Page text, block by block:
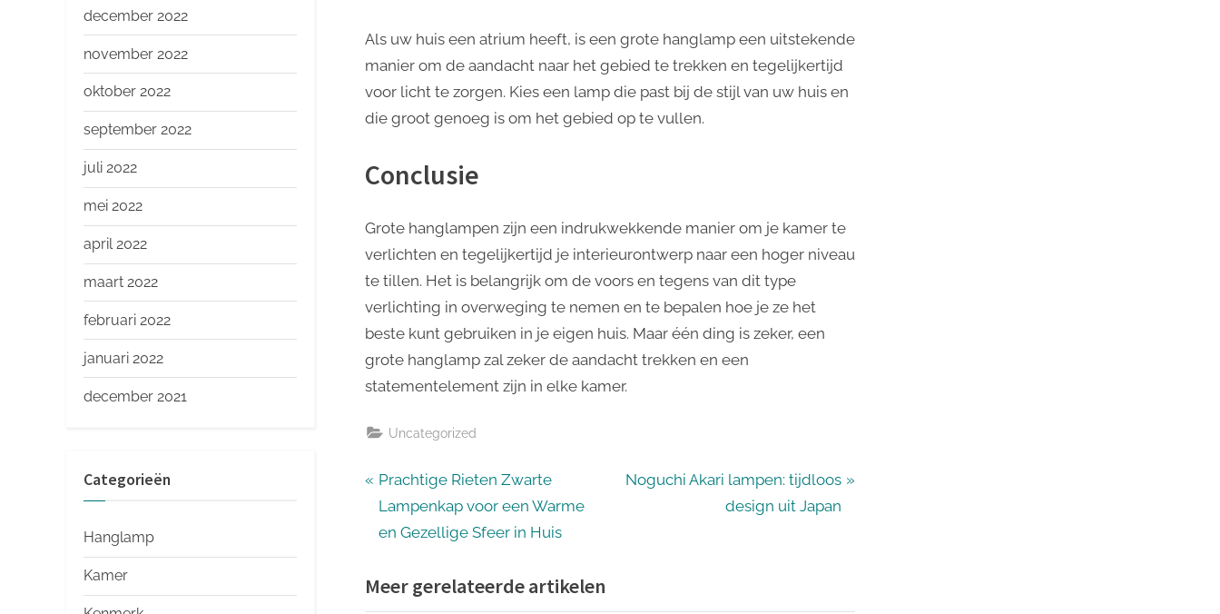
Als uw huis een atrium heeft, is een grote hanglamp een uitstekende
manier om de aandacht naar het gebied te trekken en tegelijkertijd
voor licht te zorgen. Kies een lamp die past bij de stijl van uw huis en
die groot genoeg is om het gebied op te vullen.
Conclusie
Grote hanglampen zijn een indrukwekkende manier om je kamer te
verlichten en tegelijkertijd je interieurontwerp naar een hoger niveau
te tillen. Het is belangrijk om de voors en tegens van dit type
verlichting in overweging te nemen en te bepalen hoe je ze het
beste kunt gebruiken in je eigen huis. Maar één ding is zeker, een
grote hanglamp zal zeker de aandacht trekken en een
statementelement zijn in elke kamer.
Uncategorized
Bericht
navigatie
P
r
e
i
Prachtige Rieten Zwarte
Lampenkap voor een Warme
en Gezellige Sfeer in Huis
N
Noguchi Akari lampen: tijdloos
design uit Japan
Meer gerelateerde artikelen
december 2022
november 2022
oktober 2022
september 2022
juli 2022
mei 2022
april 2022
maart 2022
februari 2022
januari 2022
december 2021
Categorieën
Hanglamp
Kamer